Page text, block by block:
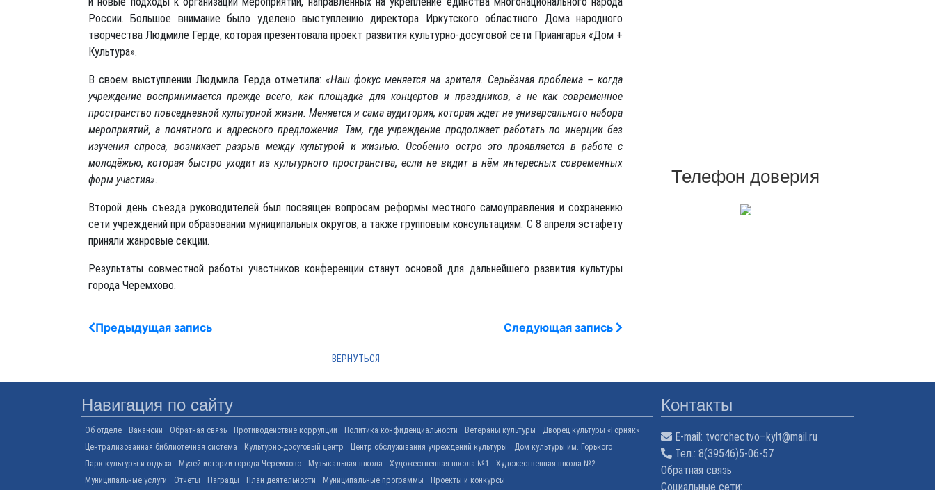
России. Большое внимание было уделено выступлению директора Иркутского областного Дома народного
творчества Людмиле Герде, которая презентовала проект развития культурно-досуговой сети Приангарья «Дом +
Культура».
В своем выступлении Людмила Герда отметила: «Наш фокус меняется на зрителя. Серьёзная проблема – когда
учреждение воспринимается прежде всего, как площадка для концертов и праздников, а не как современное
пространство повседневной культурной жизни. Меняется и сама аудитория, которая ждет не универсального набора
мероприятий, а понятного и адресного предложения. Там, где учреждение продолжает работать по инерции без
изучения спроса, возникает разрыв между культурой и жизнью. Особенно остро это проявляется в работе с
молодёжью, которая быстро уходит из культурного пространства, если не видит в нём интересных современных
форм участия».
Второй день съезда руководителей был посвящен вопросам реформы местного самоуправления и сохранению
сети учреждений при образовании муниципальных округов, а также групповым консультациям. С 8 апреля эстафету
приняли жанровые секции.
Результаты совместной работы участников конференции станут основой для дальнейшего развития культуры
города Черемхово.
Предыдущая запись Следующая запись
Телефон доверия
Навигация по сайту
Об отделе Вакансии Обратная связь Противодействие коррупции Политика конфиденциальности Ветераны культуры
Дворец культуры «Горняк»
Централизованная библиотечная система
Культурно-досуговый центр Центр обслуживания учреждений культуры
Дом культуры им. Горького
Парк культуры и отдыха
Музей истории города Черемхово Музыкальная школа Художественная школа №1
Художественная школа №2
Муниципальные услуги
Отчеты Награды План деятельности Муниципальные программы Проекты и конкурсы
Контакты
E-mail: tvorchectvo–kylt@mail.ru
Тел.: 8(39546)5-06-57
Обратная связь
Cоциальные сети: